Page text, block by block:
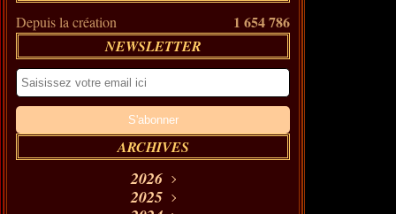
Depuis la création 1 654 786
NEWSLETTER
ARCHIVES
2026
Août(11)
2025